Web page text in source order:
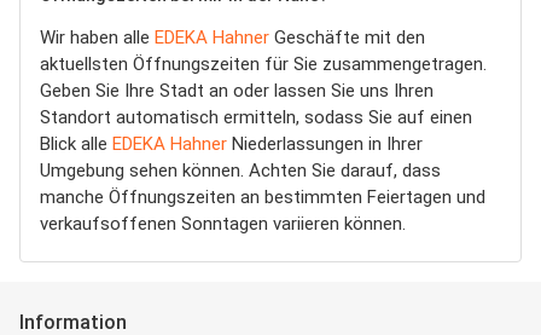
Wir haben alle EDEKA Hahner Geschäfte mit den
aktuellsten Öffnungszeiten für Sie zusammengetragen.
Geben Sie Ihre Stadt an oder lassen Sie uns Ihren
Standort automatisch ermitteln, sodass Sie auf einen
Blick alle EDEKA Hahner Niederlassungen in Ihrer
Umgebung sehen können. Achten Sie darauf, dass
manche Öffnungszeiten an bestimmten Feiertagen und
verkaufsoffenen Sonntagen variieren können.
Information